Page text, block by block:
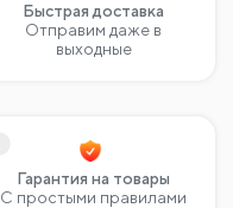
Быстрая доставка
Отправим даже в
выходные
Гарантия на товары
С простыми правилами